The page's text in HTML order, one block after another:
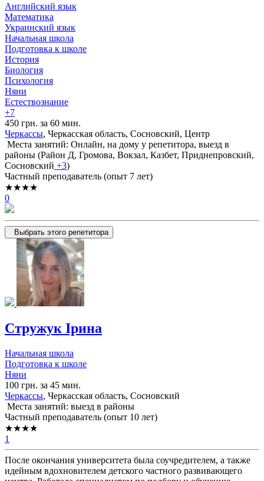
Английский язык
Математика
Украинский язык
Начальная школа
Подготовка к школе
История
Биология
Психология
Няни
Естествознание
+7
450 грн. за 60 мин.
Черкассы, Черкасская область, Сосновский, Центр
Места занятий: Онлайн, на дому у репетитора, выезд в
районы (Район Д, Громова, Вокзал, Казбет, Приднепровский,
Сосновский +3)
Частный преподаватель (опыт 7 лет)
★★★★
0
Выбрать этого репетитора
Стружук Ірина
Начальная школа
Подготовка к школе
Няни
100 грн. за 45 мин.
Черкассы, Черкасская область, Сосновский
Места занятий: выезд в районы
Частный преподаватель (опыт 10 лет)
★★★★
1
После окончания университета была соучредителем, а также
идейным вдохновителем детского частного развивающего